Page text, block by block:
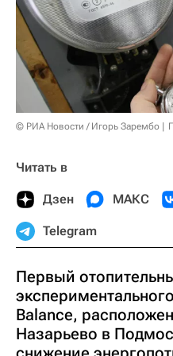
© РИА Новости / Игорь Зарембо
Читать в
Дзен МАКС
Telegram
Первый
Balance,
Назарьево в